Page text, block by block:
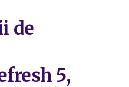
de
5,